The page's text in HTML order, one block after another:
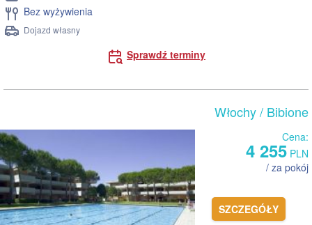
Bez wyżywienia
Dojazd własny
Sprawdź terminy
Włochy/ Bibione
Cena:
4 255 PLN
/ za pokój
SZCZEGÓŁY